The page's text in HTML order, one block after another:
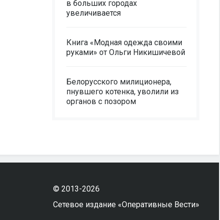
в больших городах
увеличивается
Книга «Модная одежда своими
руками» от Ольги Никишичевой
Белорусского милиционера,
пнувшего котенка, уволили из
органов с позором
© 2013-2026
Сетевое издание «Оперативные Вести»